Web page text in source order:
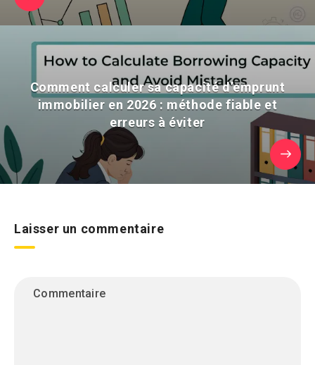
Comment calculer sa capacité d’emprunt
immobilier en 2026 : méthode fiable et
erreurs à éviter
Laisser un commentaire